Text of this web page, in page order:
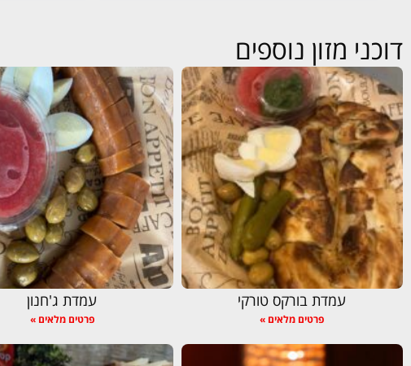
דוכני מזון נוספים
עמדת בורקס טורקי
פרטים מלאים »
עמדת ג'חנון
פרטים מלאים »